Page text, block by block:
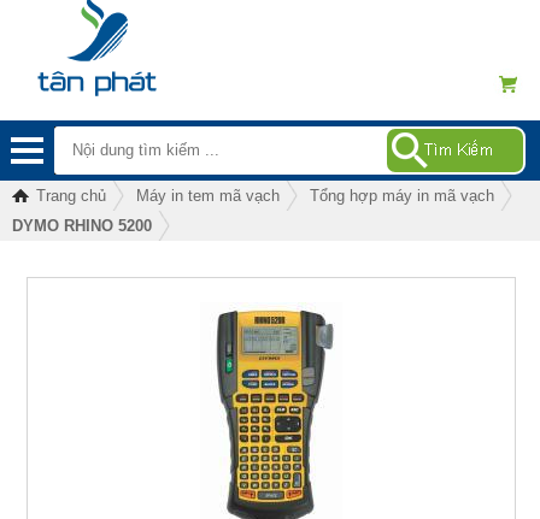
Trang chủ Máy in tem mã vạch
Tổng hợp máy in mã vạch
DYMO RHINO 5200